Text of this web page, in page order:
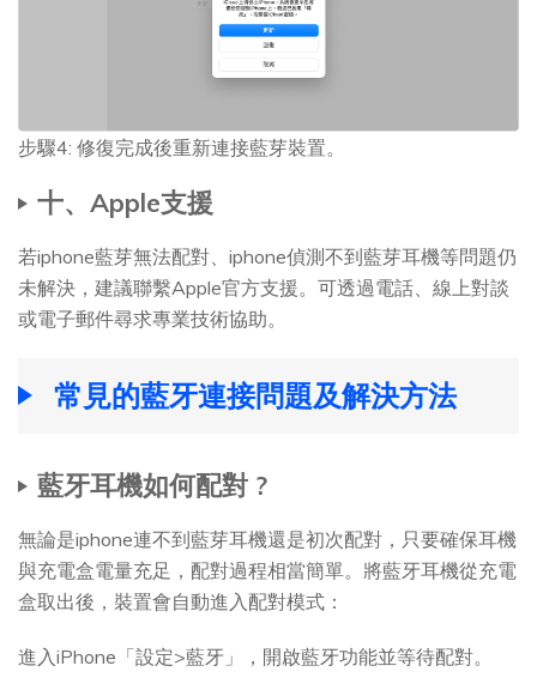
步驟4: 修復完成後重新連接藍芽裝置。
十、Apple支援
若iphone藍芽無法配對、iphone偵測不到藍芽耳機等問題仍
未解決，建議聯繫Apple官方支援。可透過電話、線上對談
或電子郵件尋求專業技術協助。
常見的藍牙連接問題及解決方法
藍牙耳機如何配對 ?
無論是iphone連不到藍芽耳機還是初次配對，只要確保耳機
與充電盒電量充足，配對過程相當簡單。將藍牙耳機從充電
盒取出後，裝置會自動進入配對模式：
進入iPhone「設定>藍牙」，開啟藍牙功能並等待配對。